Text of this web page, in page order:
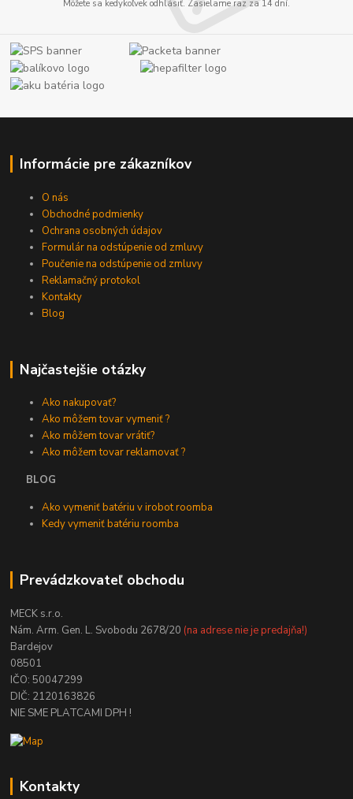
Môžete sa kedykoľvek odhlásiť. Zasielame raz za 14 dní.
Informácie pre zákazníkov
O nás
Obchodné podmienky
Ochrana osobných údajov
Formulár na odstúpenie od zmluvy
Poučenie na odstúpenie od zmluvy
Reklamačný protokol
Kontakty
Blog
Najčastejšie otázky
Ako nakupovať?
Ako môžem tovar vymeniť ?
Ako môžem tovar vrátiť?
Ako môžem tovar reklamovať ?
BLOG
Ako vymeniť batériu v irobot roomba
Kedy vymeniť batériu roomba
Prevádzkovateľ obchodu
MECK s.r.o.
Nám. Arm. Gen. L. Svobodu 2678/20 (na adrese nie je predajňa!)
Bardejov
08501
IČO: 50047299
DIČ: 2120163826
NIE SME PLATCAMI DPH !
Kontakty